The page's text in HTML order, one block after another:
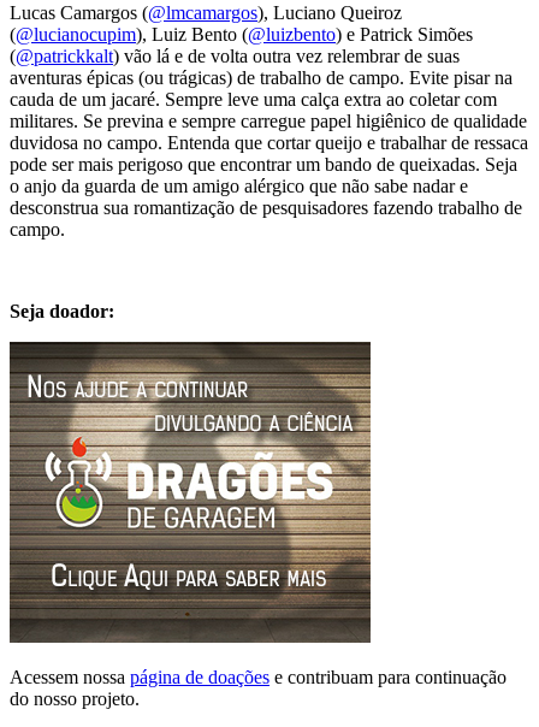
Lucas Camargos (@lmcamargos), Luciano Queiroz
(@lucianocupim), Luiz Bento (@luizbento) e Patrick Simões
(@patrickkalt) vão lá e de volta outra vez relembrar de suas
aventuras épicas (ou trágicas) de trabalho de campo. Evite pisar na
cauda de um jacaré. Sempre leve uma calça extra ao coletar com
militares. Se previna e sempre carregue papel higiênico de qualidade
duvidosa no campo. Entenda que cortar queijo e trabalhar de ressaca
pode ser mais perigoso que encontrar um bando de queixadas. Seja
o anjo da guarda de um amigo alérgico que não sabe nadar e
desconstrua sua romantização de pesquisadores fazendo trabalho de
campo.
Seja doador:
Acessem nossa página de doações e contribuam para continuação
do nosso projeto.